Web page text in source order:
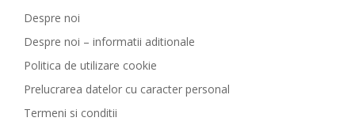
Despre noi
Despre noi – informatii aditionale
Politica de utilizare cookie
Prelucrarea datelor cu caracter personal
Termeni si conditii